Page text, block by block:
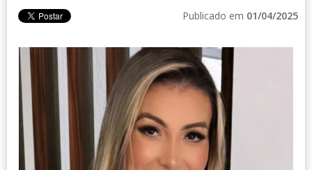
Publicado em 01/04/2025